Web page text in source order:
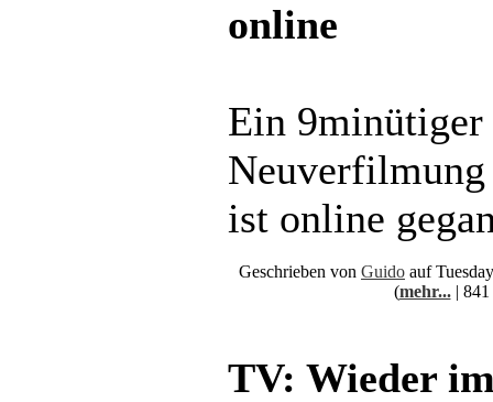
online
Ein
ist online
Geschrieben von Guido auf
(mehr...| 841
TV: Wieder